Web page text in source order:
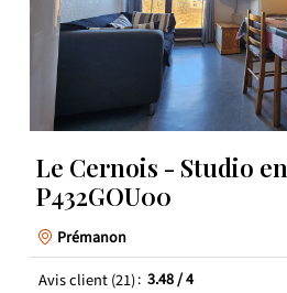
Le Cernois - Studio
P432GOU00
Prémanon
Avis client(21) 3.48/ 4